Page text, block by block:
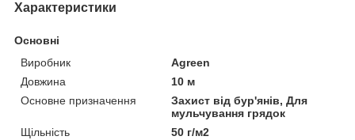
Характеристики
Основні
Виробник
Agreen
Довжина
10 м
Основне призначення
Захист від бур'янів, Для
мульчування грядок
Щільність
50 г/м2